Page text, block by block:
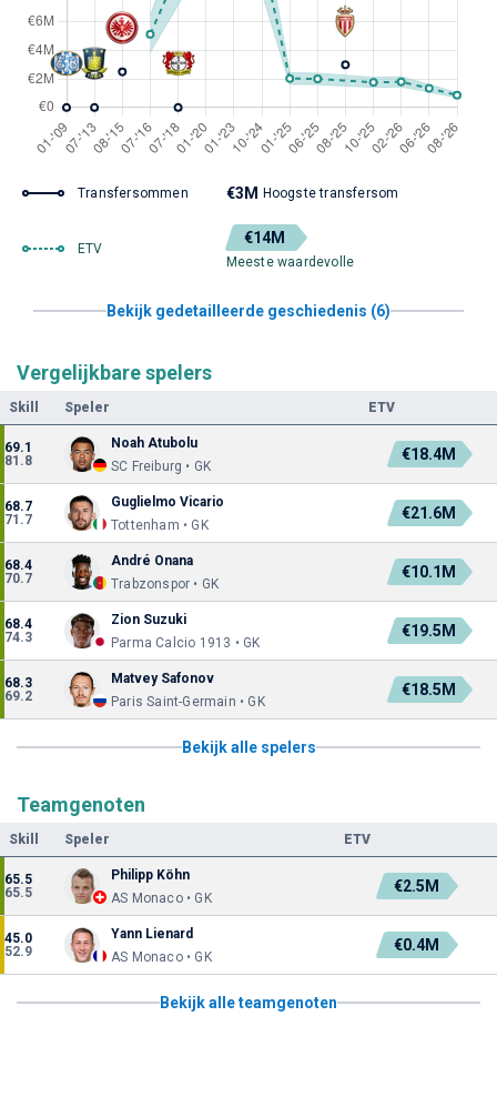
Transfersommen €3M Hoogste transfersom
ETV
€14M
Meeste waardevolle
Bekijk gedetailleerde geschiedenis (6)
Vergelijkbare spelers
Skill Speler ETV
69.1
81.8
Noah Atubolu
SC Freiburg • GK
€18.4M
68.7
71.7
Guglielmo Vicario
Tottenham • GK
€21.6M
68.4
70.7
André Onana
Trabzonspor • GK
€10.1M
68.4
74.3
Zion Suzuki
Parma Calcio 1913 • GK
€19.5M
68.3
69.2
Matvey Safonov
Paris Saint-Germain • GK
€18.5M
Bekijk alle spelers
Teamgenoten
Skill Speler ETV
65.5
65.5
Philipp Köhn
AS Monaco • GK
€2.5M
45.0
52.9
Yann Lienard
AS Monaco • GK
€0.4M
Bekijk alle teamgenoten